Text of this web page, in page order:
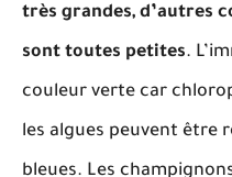
très grandes, d’autres
sont toutes petites.
couleur verte car
les algues peuvent être
bleues. Les